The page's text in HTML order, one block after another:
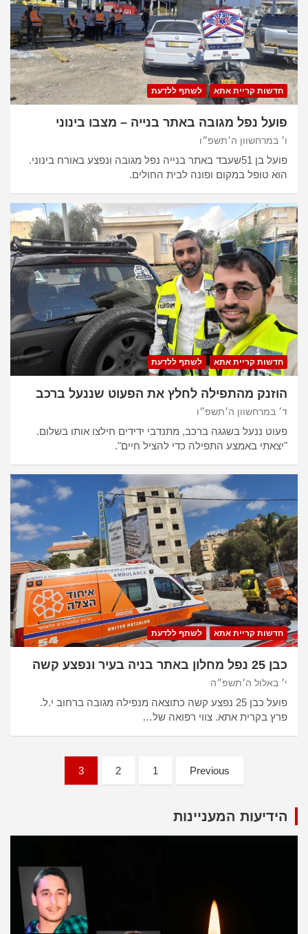
חדשות קריית אתא לשתף ללדעת
פועל נפל מגובה באתר בנייה – מצבו בינוני
ו׳ במרחשוון ה׳תשפ״ו
פועל בן 51שעבד באתר בנייה נפל מגובה ונפצע באורח בינוני.
הוא טופל במקום ופונה לבית החולים.
חדשות קריית אתא לשתף ללדעת
הוזנק מהתפילה לחלץ את הפעוט שננעל ברכב
ד׳ במרחשוון ה׳תשפ״ו
פעוט ננעל בשגגה ברכב, מתנדבי ידידים חילצו אותו בשלום.
"יצאתי באמצע התפילה כדי להציל חיים".
חדשות קריית אתא לשתף ללדעת
כבן 25 נפל מחלון באתר בניה בעיר ונפצע קשה
י׳ באלול ה׳תשפ״ה
פועל כבן 25 נפצע קשה כתוצאה מנפילה מגובה ברחוב י.ל.
פרץ בקרית אתא. צווי רפואה של…
pagination
Previous
1
2
3
הידיעות המעניינות